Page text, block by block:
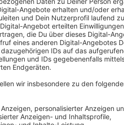
Dozenten in Mönchengladbach
Konversationskurse für Kunden per
Videotelefonie abgehalten.
Insgesamt 14 Dozenten
oder Skype. 30 Kinder und
Lernförderung ist ein
Kreis Neuss. Die Einzel- oder
Bildungs- und Teilhabepaket